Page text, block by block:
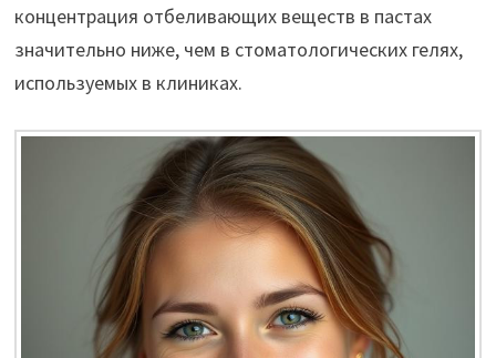
концентрация отбеливающих веществ в пастах
значительно ниже, чем в стоматологических гелях,
используемых в клиниках.